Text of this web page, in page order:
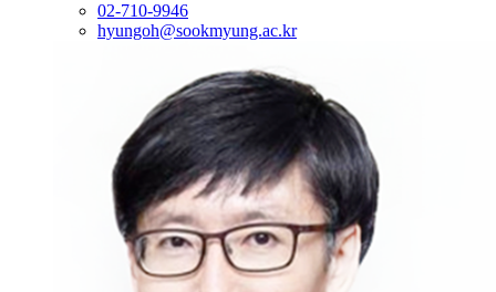
02-710-9946
hyungoh@sookmyung.ac.kr